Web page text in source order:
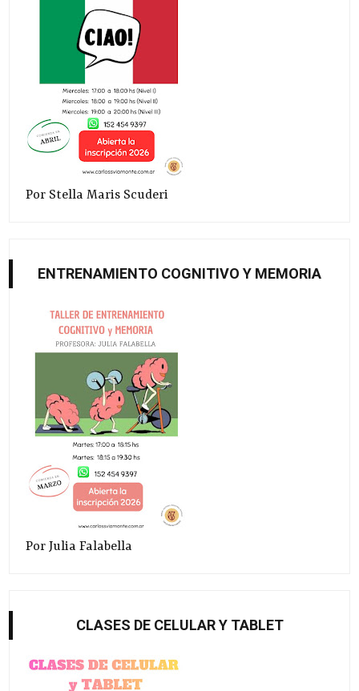
Por Stella Maris Scuderi
ENTRENAMIENTO COGNITIVO Y MEMORIA
Por Julia Falabella
CLASES DE CELULAR Y TABLET